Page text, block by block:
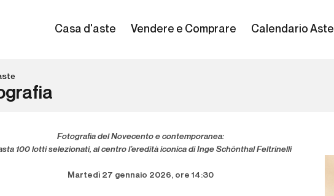
Casa d'aste Vendere e Comprare Calendario Aste
Fotografia del Novecento e contemporanea:
100 lotti selezionati, al centro l’eredità iconica di Inge Schönthal Feltrinelli
Martedì 27 gennaio 2026, ore 14:30